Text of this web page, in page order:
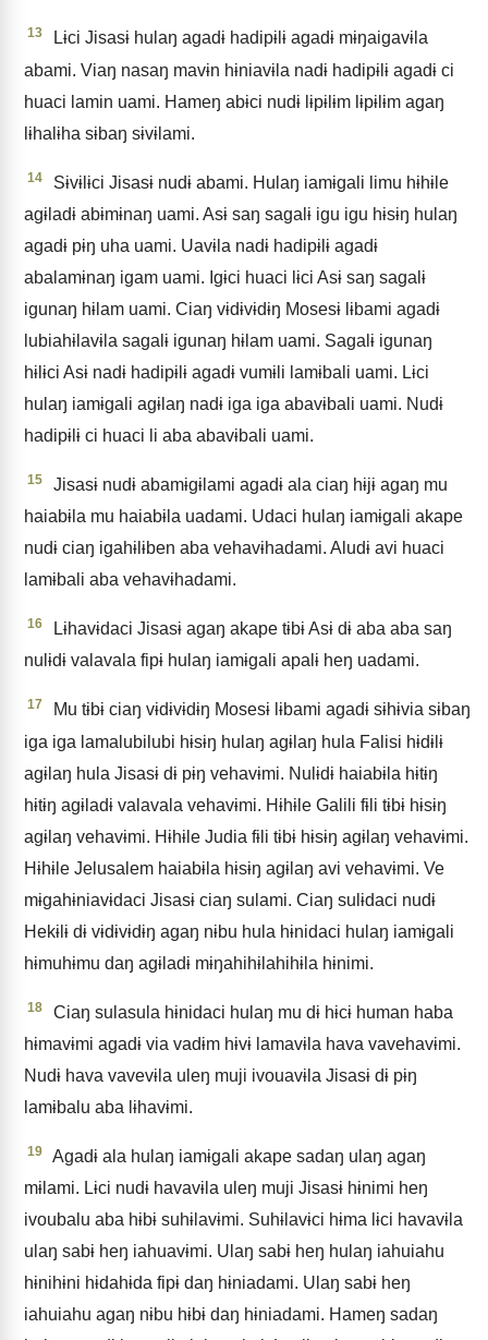
13
Lɨci Jisasɨ hulaŋ agadɨ hadipɨlɨ agadɨ mɨŋaigavɨla
abami. Viaŋ nasaŋ mavɨn hɨniavɨla nadɨ hadipɨlɨ agadɨ ci
huaci lamin uami. Hameŋ abɨci nudɨ lɨpɨlɨm lɨpɨlɨm agaŋ
lɨhalɨha sɨbaŋ sɨvɨlami.
14
Sɨvɨlɨci Jisasɨ nudɨ abami. Hulaŋ iamɨgali limu hɨhɨle
agɨladɨ abɨmɨnaŋ uami. Asɨ saŋ sagalɨ igu igu hɨsɨŋ hulaŋ
agadɨ pɨŋ uha uami. Uavɨla nadɨ hadipɨlɨ agadɨ
abalamɨnaŋ igam uami. Igɨci huaci lɨci Asɨ saŋ sagalɨ
igunaŋ hɨlam uami. Ciaŋ vɨdɨvɨdɨŋ Mosesɨ lɨbami agadɨ
lubiahɨlavɨla sagalɨ igunaŋ hɨlam uami. Sagalɨ igunaŋ
hɨlɨci Asɨ nadɨ hadipɨlɨ agadɨ vumɨli lamɨbali uami. Lɨci
hulaŋ iamɨgali agɨlaŋ nadɨ iga iga abavɨbali uami. Nudɨ
hadipɨlɨ ci huaci li aba abavɨbali uami.
15
Jisasɨ nudɨ abamɨgɨlami agadɨ ala ciaŋ hɨjɨ agaŋ mu
haiabɨla mu haiabɨla uadami. Udaci hulaŋ iamɨgali akape
nudɨ ciaŋ igahɨlɨben aba vehavɨhadami. Aludɨ avi huaci
lamɨbali aba vehavɨhadami.
16
Lɨhavɨdaci Jisasɨ agaŋ akape tɨbɨ Asɨ dɨ aba aba saŋ
nulɨdɨ valavala fipɨ hulaŋ iamɨgali apalɨ heŋ uadami.
17
Mu tɨbɨ ciaŋ vɨdɨvɨdɨŋ Mosesɨ lɨbami agadɨ sɨhɨvia sɨbaŋ
iga iga lamalubilubi hɨsɨŋ hulaŋ agɨlaŋ hula Falisi hɨdɨlɨ
agɨlaŋ hula Jisasɨ dɨ pɨŋ vehavɨmi. Nulɨdɨ haiabɨla hɨtɨŋ
hɨtɨŋ agɨladɨ valavala vehavɨmi. Hɨhɨle Galili fɨli tɨbɨ hɨsɨŋ
agɨlaŋ vehavɨmi. Hɨhɨle Judia fɨli tɨbɨ hɨsɨŋ agɨlaŋ vehavɨmi.
Hɨhɨle Jelusalem haiabɨla hɨsɨŋ agɨlaŋ avi vehavɨmi. Ve
mɨgahɨniavɨdaci Jisasɨ ciaŋ sulami. Ciaŋ sulɨdaci nudɨ
Hekɨlɨ dɨ vɨdɨvɨdɨŋ agaŋ nɨbu hula hɨnidaci hulaŋ iamɨgali
hɨmuhɨmu daŋ agɨladɨ mɨŋahihɨlahihɨla hɨnimi.
18
Ciaŋ sulasula hɨnidaci hulaŋ mu dɨ hɨcɨ human haba
hɨmavɨmi agadɨ via vadɨm hɨvɨ lamavɨla hava vavehavɨmi.
Nudɨ hava vavevɨla uleŋ muji ivouavɨla Jisasɨ dɨ pɨŋ
lamɨbalu aba lɨhavɨmi.
19
Agadɨ ala hulaŋ iamɨgali akape sadaŋ ulaŋ agaŋ
mɨlami. Lɨci nudɨ havavɨla uleŋ muji Jisasɨ hɨnimi heŋ
ivoubalu aba hɨbɨ suhɨlavɨmi. Suhɨlavɨci hɨma lɨci havavɨla
ulaŋ sabɨ heŋ iahuavɨmi. Ulaŋ sabɨ heŋ hulaŋ iahuiahu
hɨnihɨni hɨdahɨda fipɨ daŋ hɨniadami. Ulaŋ sabɨ heŋ
iahuiahu agaŋ nɨbu hɨbɨ daŋ hɨniadami. Hameŋ sadaŋ